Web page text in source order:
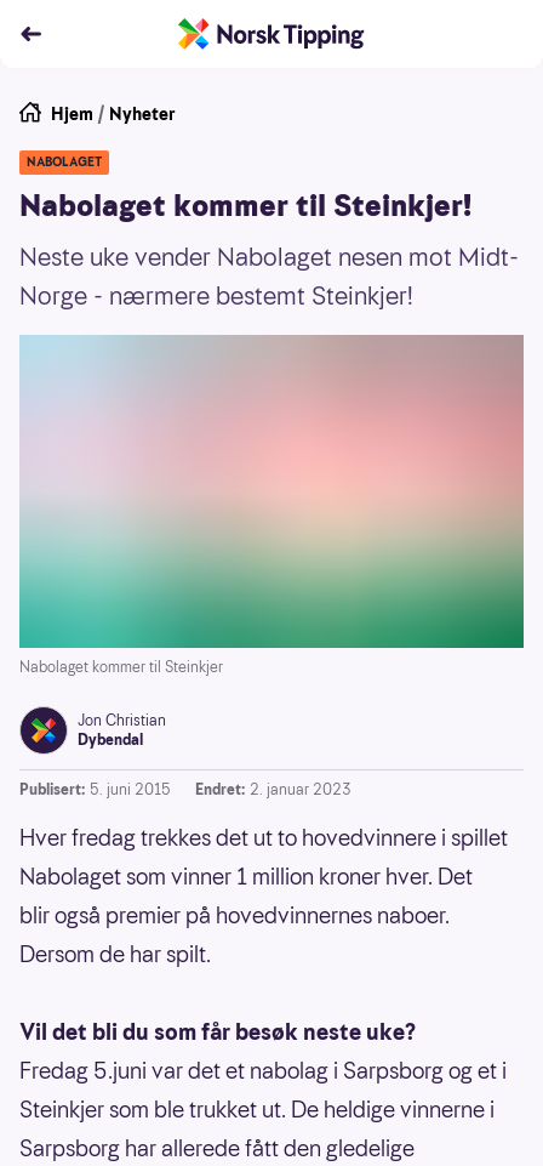
Hjem / Nyheter
NABOLAGET
Nabolaget kommer til Steinkjer!
Neste uke vender Nabolaget nesen mot Midt-
Norge - nærmere bestemt Steinkjer!
Nabolaget kommer til Steinkjer
Jon Christian
Dybendal
Publisert: 5. juni 2015 Endret: 2. januar 2023
Hver fredag trekkes det ut to hovedvinnere i spillet
Nabolaget som vinner 1 million kroner hver. Det
blir også premier på hovedvinnernes naboer.
Dersom de har spilt.
Vil det bli du som får besøk neste uke?
Fredag 5.juni var det et nabolag i Sarpsborg og et i
Steinkjer som ble trukket ut. De heldige vinnerne i
Sarpsborg har allerede fått den gledelige